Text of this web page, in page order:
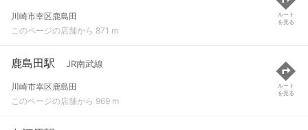
川崎市幸区鹿島田
このページの店舗から 871 m
ルート
を見る
鹿島田駅 JR南武線
川崎市幸区鹿島田
このページの店舗から 969 m
ルート
を見る